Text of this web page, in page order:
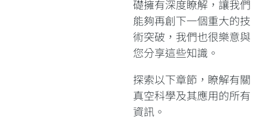
礎擁有深度瞭解，讓我們
能夠再創下一個重大的技
術突破，我們也很樂意與
您分享這些知識。
探索以下章節，瞭解有關
真空科學及其應用的所有
資訊。